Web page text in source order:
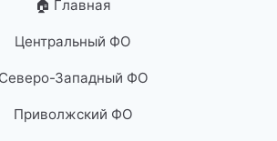
🏠 Главная
Центральный ФО
Северо-Западный ФО
Приволжский ФО